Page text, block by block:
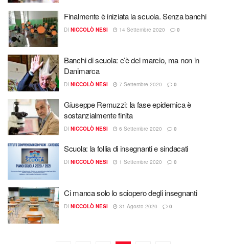
Finalmente è iniziata la scuola. Senza banchi
DI NICCOLÒ NESI 14 Settembre 2020 0
Banchi di scuola: c’è del marcio, ma non in
Danimarca
DI NICCOLÒ NESI 7 Settembre 2020 0
Giuseppe Remuzzi: la fase epidemica è
sostanzialmente finita
DI NICCOLÒ NESI 6 Settembre 2020 0
Scuola: la follia di insegnanti e sindacati
DI NICCOLÒ NESI 1 Settembre 2020 0
Ci manca solo lo sciopero degli insegnanti
DI NICCOLÒ NESI 31 Agosto 2020 0